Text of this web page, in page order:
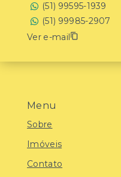
Menu
Sobre
Imóveis
Contato
(51) 99595-1939
(51) 99985-2907
Ver e-mail